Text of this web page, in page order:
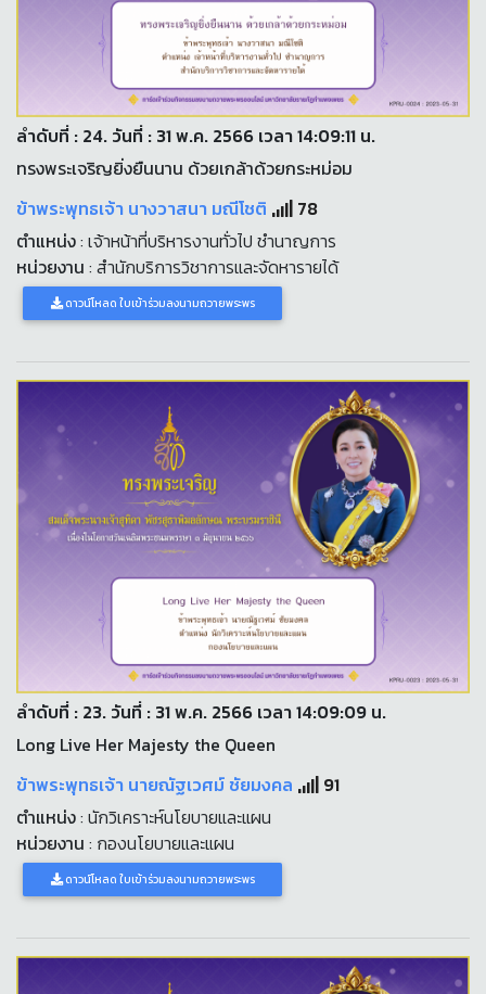
ลำดับที่ : 24. วันที่ : 31 พ.ค. 2566 เวลา 14:09:11 น.
ทรงพระเจริญยิ่งยืนนาน ด้วยเกล้าด้วยกระหม่อม
ข้าพระพุทธเจ้า นางวาสนา มณีโชติ
78
ตำแหน่ง: เจ้าหน้าที่บริหารงานทั่วไป ชำนาญการ
หน่วยงาน : สำนักบริการวิชาการและจัดหารายได้
ดาวน์โหลด ใบเข้าร่วมลงนามถวายพระพร
ลำดับที่ : 23. วันที่ : 31 พ.ค. 2566 เวลา 14:09:09 น.
Long Live Her Majesty the Queen
ข้าพระพุทธเจ้า นายณัฐเวศม์ ชัยมงคล
91
ตำแหน่ง: นักวิเคราะห์นโยบายและแผน
หน่วยงาน : กองนโยบายและแผน
ดาวน์โหลด ใบเข้าร่วมลงนามถวายพระพร